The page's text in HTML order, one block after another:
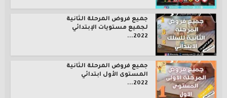
جميع فروض المرحلة الثانية
لجميع مستويات الإبتدائي
2022...
جميع فروض المرحلة الثانية
المستوى الأول ابتدائي
2022...